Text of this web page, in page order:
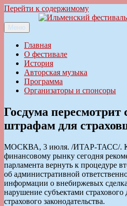
Перейти к содержимому
Ильменский фестиваль авторской
Меню
Главная
О фестивале
История
Авторская музыка
Программа
Организаторы и спонсоры
Госдума пересмотрит
штрафам для
МОСКВА, 3 июля. /ИТАР-ТАСС/.
финансовому рынку сегодня
парламента вернуть к процедуре
об административной
информации о внебиржевых
нарушение субъектами страхового
страхового законодательства.